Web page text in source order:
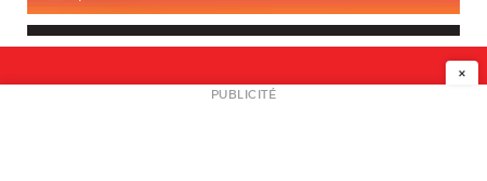
NEWSLETTER
×
PUBLICITÉ